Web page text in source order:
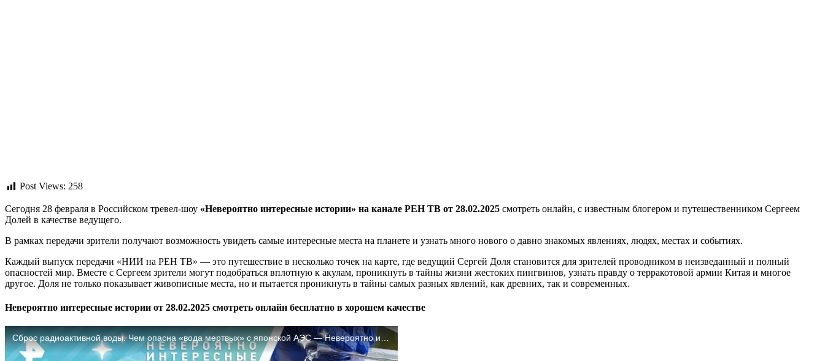
Post Views: 258
Сегодня 28 февраля в Российском тревел-шоу «Невероятно интересные истории» на канале РЕН ТВ от 28.02.2025 смотреть онлайн, с известным блогером и путешественником Сергеем
Долей в качестве ведущего.
В рамках передачи зрители получают возможность увидеть самые интересные места на планете и узнать много нового о давно знакомых явлениях, людях, местах и событиях.
Каждый выпуск передачи «НИИ на РЕН ТВ» — это путешествие в несколько точек на карте, где ведущий Сергей Доля становится для зрителей проводником в неизведанный и полный
опасностей мир. Вместе с Сергеем зрители могут подобраться вплотную к акулам, проникнуть в тайны жизни жестоких пингвинов, узнать правду о терракотовой армии Китая и многое
другое. Доля не только показывает живописные места, но и пытается проникнуть в тайны самых разных явлений, как древних, так и современных.
Невероятно интересные истории от 28.02.2025 смотреть онлайн бесплатно в хорошем качестве